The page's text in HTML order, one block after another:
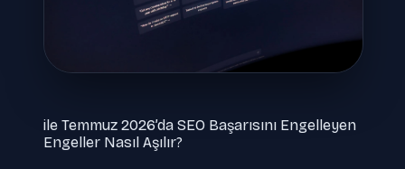
ile Temmuz 2026’da SEO Başarısını Engelleyen
Engeller Nasıl Aşılır?